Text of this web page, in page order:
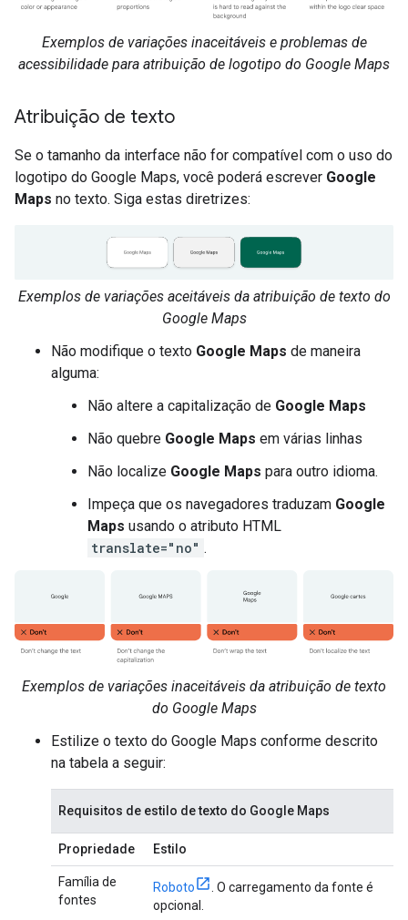
Exemplos de variações inaceitáveis e problemas de
acessibilidade para atribuição de logotipo do Google Maps
Atribuição de texto
Se o tamanho da interface não for compatível com o uso do
logotipo do Google Maps, você poderá escrever Google
Maps no texto. Siga estas diretrizes:
Exemplos de variações aceitáveis da atribuição de texto do
Google Maps
Não modifique o texto Google Maps de maneira
alguma:
Não altere a capitalização de Google Maps
Não quebre Google Maps em várias linhas
Não localize Google Maps para outro idioma.
Impeça que os navegadores traduzam Google
Maps usando o atributo HTML
translate="no" .
Exemplos de variações inaceitáveis da atribuição de texto
do Google Maps
Estilize o texto do Google Maps conforme descrito
na tabela a seguir:
Requisitos de estilo de texto do Google Maps
Propriedade Estilo
Família de
fontes
Roboto
. O carregamento da fonte é
opcional.